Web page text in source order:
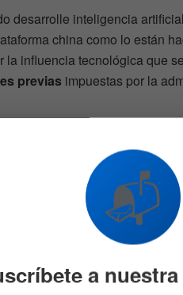
desarrolle inteligencia
china como lo están
la influencia tecnológica que se
previas impuestas por la
Mercado hoy:
avanzan ante
del crudo
5 DE AGOSTO DE
📬
a